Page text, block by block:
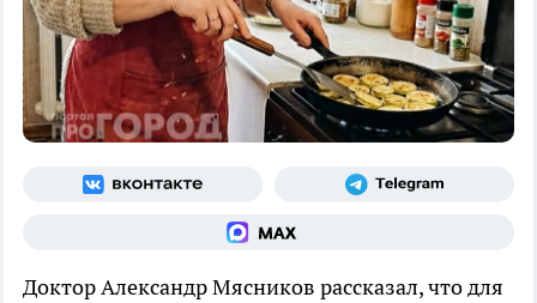
Доктор Александр Мясников рассказал, что для